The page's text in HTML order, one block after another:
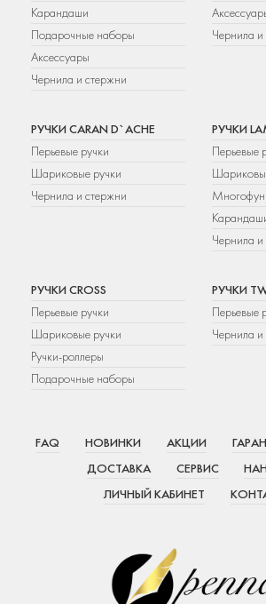
Карандаши
Подарочные наборы
Аксессуары
Чернила и стержни
Чернила
РУЧКИ CARAN D`ACHE
Перьевые ручки
Шариковые ручки
Чернила и стержни
РУЧКИ
Перьевые
Чернила
РУЧКИ CROSS
Перьевые ручки
Шариковые ручки
Ручки-роллеры
Подарочные наборы
РУЧКИ
Перьевые
Чернила
FAQ НОВИНКИ АКЦИИ
ДОСТАВКА
СЕРВИС
ЛИЧНЫЙ КАБИНЕТ